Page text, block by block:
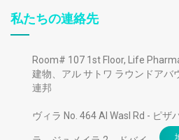
私たちの連絡先
Room# 107 1st Floor, Life
建物、アル サトワ ラウンドアバ
連邦
ヴィラ No. 464 Al Wasl Rd - ピザ